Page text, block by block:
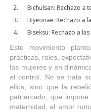
Bichulsan: Rechazo a
Biyeonae: Rechazo a
Biseksu: Rechazo a
Este movimiento
prácticas, roles,
las mujeres y en
el control. No se trata
ellos, sino que la
patriarcado, que
maternidad, el amor